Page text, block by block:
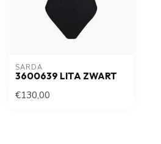
SARDA
3600639 LITA ZWART
€130,00